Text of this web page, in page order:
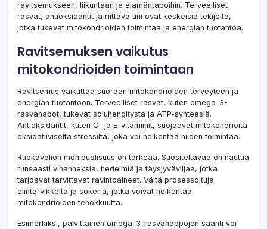
ravitsemukseen, liikuntaan ja elämäntapoihin. Terveelliset
rasvat, antioksidantit ja riittävä uni ovat keskeisiä tekijöitä,
jotka tukevat mitokondrioiden toimintaa ja energian tuotantoa.
Ravitsemuksen vaikutus
mitokondrioiden toimintaan
Ravitsemus vaikuttaa suoraan mitokondrioiden terveyteen ja
energian tuotantoon. Terveelliset rasvat, kuten omega-3-
rasvahapot, tukevat soluhengitystä ja ATP-synteesiä.
Antioksidantit, kuten C- ja E-vitamiinit, suojaavat mitokondrioita
oksidatiiviselta stressiltä, joka voi heikentää niiden toimintaa.
Ruokavalion monipuolisuus on tärkeää. Suositeltavaa on nauttia
runsaasti vihanneksia, hedelmiä ja täysjyväviljaa, jotka
tarjoavat tarvittavat ravintoaineet. Vältä prosessoituja
elintarvikkeita ja sokeria, jotka voivat heikentää
mitokondrioiden tehokkuutta.
Esimerkiksi, päivittäinen omega-3-rasvahappojen saanti voi